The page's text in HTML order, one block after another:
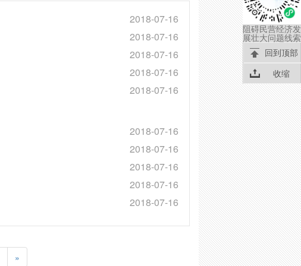
2018-07-16
2018-07-16
2018-07-16
2018-07-16
2018-07-16
2018-07-16
2018-07-16
2018-07-16
2018-07-16
2018-07-16
»
阻碍民营经济发
展壮大问题线索
回到顶部
收缩